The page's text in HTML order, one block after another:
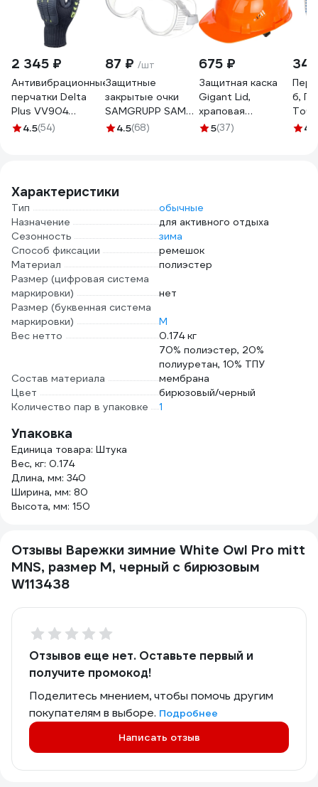
2 345 ₽
Антивибрационные
перчатки Delta
Plus VV904
NYSOS р.10
4.5(54)
87 ₽ /шт
Защитные
закрытые очки
SAMGRUPP SAMC-
073000001
4.5(68)
675 ₽
Защитная каска
Gigant Lid,
храповая
регулировка,
5(37)
34
б,
4.6
Характеристики
Тип
обычные
Назначение
для активного отдыха
Сезонность
зима
Способ фиксации
ремешок
Материал
полиэстер
Размер (цифровая система
маркировки)
нет
Размер (буквенная система
маркировки)
M
Вес нетто
0.174 кг
Состав материала
70% полиэстер, 20%
полиуретан, 10% ТПУ
мембрана
Цвет
бирюзовый/черный
Количество пар в упаковке
1
Упаковка
Единица товара: Штука
Вес, кг: 0.174
Длина, мм: 340
Ширина, мм: 80
Высота, мм: 150
Отзывы Варежки зимние White Owl Pro mitt
MNS, размер M, черный с бирюзовым
W113438
Отзывов еще нет. Оставьте первый и
получите промокод!
Поделитесь мнением, чтобы помочь другим
покупателям в выборе. Подробнее
Написать отзыв